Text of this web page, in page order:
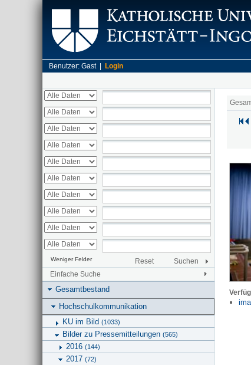
Benutzer: Gast | Login
Weniger Felder Reset
Suchen
Einfache Suche
Gesamtbestand
Hochschulkommunikation
KU im Bild (1033)
Bilder zu Pressemitteilungen (565)
2016 (144)
2017 (72)